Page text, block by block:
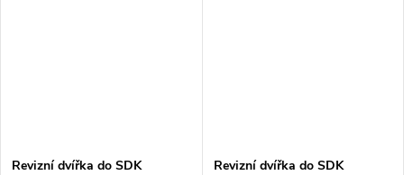
Revizní dvířka do SDK
Revizní dvířka do SDK